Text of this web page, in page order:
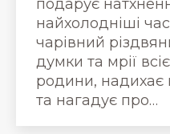
подарує
найхолодніші
чарівний
думки та мрії
родини, надихає
та нагадує про…